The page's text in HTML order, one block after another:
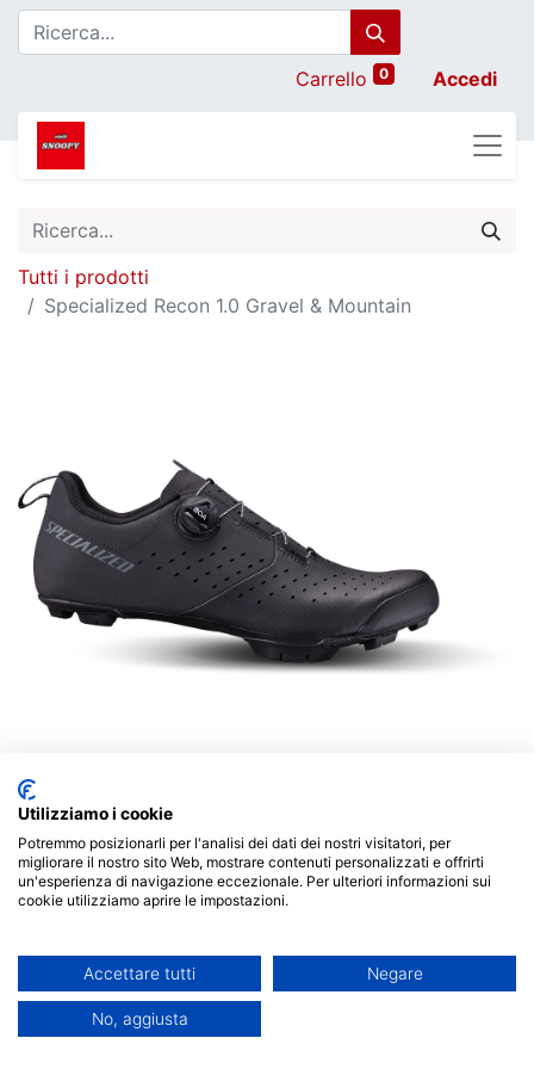
Carrello 0 Accedi
Tutti i prodotti
Specialized Recon 1.0 Gravel & Mountain
Specialized Recon 1.0 Gravel &
Mountain
120,00€
TAGLIA SCARPE
Utilizziamo i cookie
Potremmo posizionarli per l'analisi dei dati dei nostri visitatori, per
migliorare il nostro sito Web, mostrare contenuti personalizzati e offrirti
un'esperienza di navigazione eccezionale. Per ulteriori informazioni sui
cookie utilizziamo aprire le impostazioni.
Accettare tutti Negare
No, aggiusta